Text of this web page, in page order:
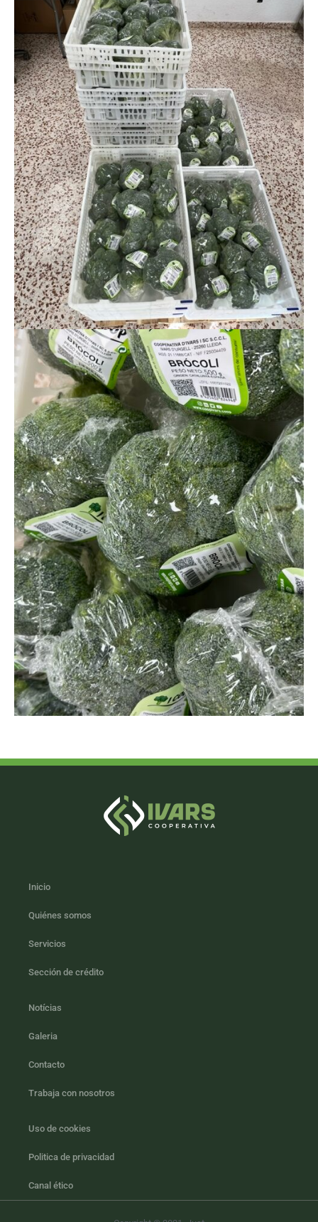
Inicio
Quiénes somos
Servicios
Sección de crédito
Notícias
Galeria
Contacto
Trabaja con nosotros
Uso de cookies
Politica de privacidad
Canal ético